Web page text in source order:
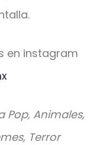
en instagram
Pop, Animales,
Terror